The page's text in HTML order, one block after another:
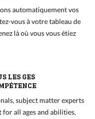
automatiquement vos
vous à votre tableau de
là où vous vous étiez
LES GES
subject matter experts
all ages and abilities,